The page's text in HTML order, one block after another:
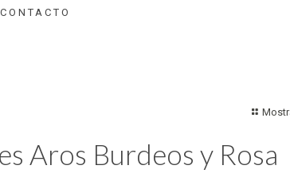
CONTACTO
Aros Burdeos y Rosa